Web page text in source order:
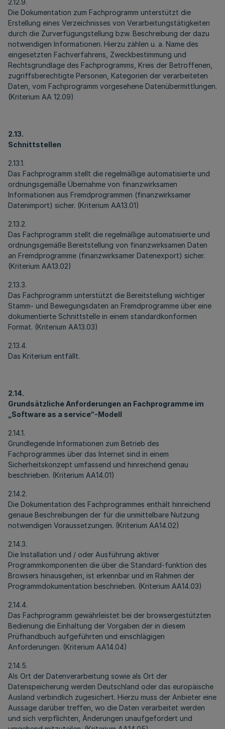
2.12.9.
Die Dokumentation zum Fachprogramm unterstützt die
Erstellung eines Verzeichnisses von Verarbeitungstätigkeiten
durch die Zurverfügungstellung bzw. Beschreibung der dazu
notwendigen Informationen. Hierzu zählen u. a. Name des
eingesetzten Fachverfahrens, Zweckbestimmung und
Rechtsgrundlage des Fachprogramms, Kreis der Betroffenen,
zugriffsberechtigte Personen, Kategorien der verarbeiteten
Daten, vom Fachprogramm vorgesehene Datenübermittlungen.
(Kriterium AA 12.09)
2.13.
Schnittstellen
2.13.1.
Das Fachprogramm stellt die regelmäßige automatisierte und
ordnungsgemäße Übernahme von finanzwirksamen
Informationen aus Fremdprogrammen (finanzwirksamer
Datenimport) sicher. (Kriterium AA13.01)
2.13.2.
Das Fachprogramm stellt die regelmäßige automatisierte und
ordnungsgemäße Bereitstellung von finanzwirksamen Daten
an Fremdprogramme (finanzwirksamer Datenexport) sicher.
(Kriterium AA13.02)
2.13.3.
Das Fachprogramm unterstützt die Bereitstellung wichtiger
Stamm- und Bewegungsdaten an Fremdprogramme über eine
dokumentierte Schnittstelle in einem standardkonformen
Format. (Kriterium AA13.03)
2.13.4.
Das Kriterium entfällt.
2.14.
Grundsätzliche Anforderungen an Fachprogramme im
„Software as a service“-Modell
2.14.1.
Grundlegende Informationen zum Betrieb des
Fachprogrammes über das Internet sind in einem
Sicherheitskonzept umfassend und hinreichend genau
beschrieben. (Kriterium AA14.01)
2.14.2.
Die Dokumentation des Fachprogrammes enthält hinreichend
genaue Beschreibungen der für die unmittelbare Nutzung
notwendigen Voraussetzungen. (Kriterium AA14.02)
2.14.3.
Die Installation und / oder Ausführung aktiver
Programmkomponenten die über die Standard-funktion des
Browsers hinausgehen, ist erkennbar und im Rahmen der
Programmdokumentation beschrieben. (Kriterium AA14.03)
2.14.4.
Das Fachprogramm gewährleistet bei der browsergestützten
Bedienung die Einhaltung der Vorgaben der in diesem
Prüfhandbuch aufgeführten und einschlägigen
Anforderungen. (Kriterium AA14.04)
2.14.5.
Als Ort der Datenverarbeitung sowie als Ort der
Datenspeicherung werden Deutschland oder das europäische
Ausland verbindlich zugesichert. Hierzu muss der Anbieter eine
Aussage darüber treffen, wo die Daten verarbeitet werden
und sich verpflichten, Änderungen unaufgefordert und